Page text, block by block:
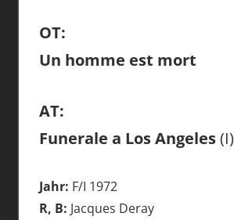
OT:
Un homme est mort
AT:
Funerale a Los Angeles(I)
Jahr: F/I 1972
R, B: Jacques Deray